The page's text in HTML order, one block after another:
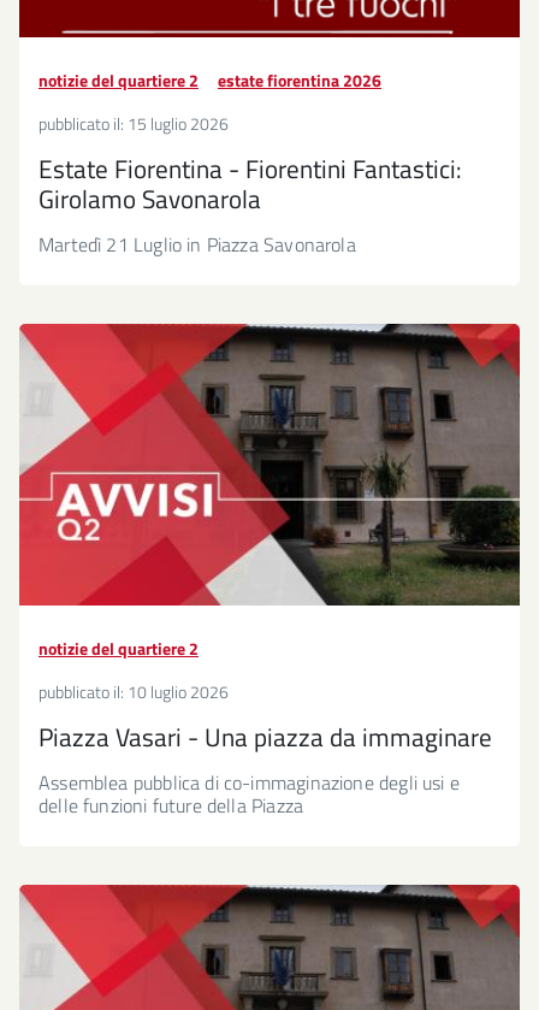
notizie del quartiere 2
estate fiorentina 2026
pubblicato il: 15 luglio 2026
Estate Fiorentina - Fiorentini Fantastici:
Girolamo Savonarola
Martedì 21 Luglio in Piazza Savonarola
notizie del quartiere 2
pubblicato il: 10 luglio 2026
Piazza Vasari - Una piazza da immaginare
Assemblea pubblica di co-immaginazione degli usi e
delle funzioni future della Piazza